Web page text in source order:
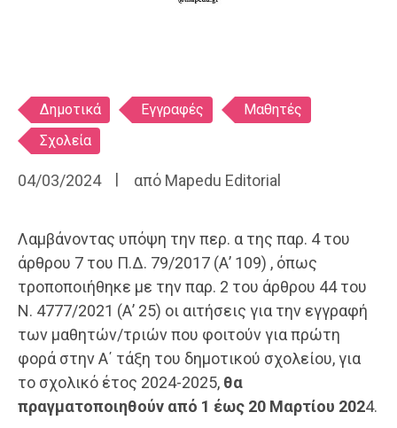
Ετικέτες
Δημοτικά Εγγραφές
Μαθητές
Σχολεία
04/03/2024 από Mapedu Editorial
Λαμβάνοντας υπόψη την περ. α της παρ. 4 του
άρθρου 7 του Π.Δ. 79/2017 (Α’ 109) , όπως
τροποποιήθηκε με την παρ. 2 του άρθρου 44 του
Ν. 4777/2021 (Α’ 25) οι αιτήσεις για την εγγραφή
των μαθητών/τριών που φοιτούν για πρώτη
φορά στην Α΄ τάξη του δημοτικού σχολείου, για
το σχολικό έτος 2024-2025, θα
πραγματοποιηθούν από 1 έως 20 Μαρτίου 2024.